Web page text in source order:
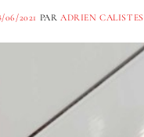
06/2021 PAR ADRIEN CALISTES